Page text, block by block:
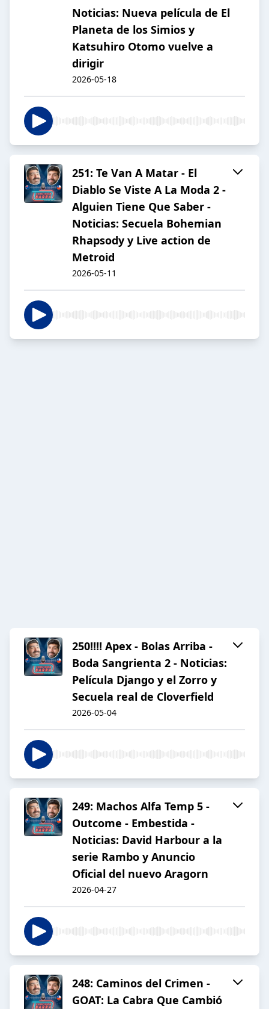
Noticias: Nueva película de El
Planeta de los Simios y
Katsuhiro Otomo vuelve a
dirigir
2026-05-18
251: Te Van A Matar - El
Diablo Se Viste A La Moda 2 -
Alguien Tiene Que Saber -
Noticias: Secuela Bohemian
Rhapsody y Live action de
Metroid
2026-05-11
250!!!! Apex - Bolas Arriba -
Boda Sangrienta 2 - Noticias:
Película Django y el Zorro y
Secuela real de Cloverfield
2026-05-04
249: Machos Alfa Temp 5 -
Outcome - Embestida -
Noticias: David Harbour a la
serie Rambo y Anuncio
Oficial del nuevo Aragorn
2026-04-27
248: Caminos del Crimen -
GOAT: La Cabra Que Cambió